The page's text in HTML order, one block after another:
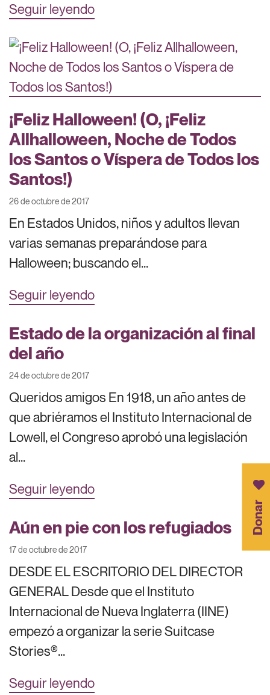
Seguir leyendo
¡Feliz Halloween! (O, ¡Feliz
Allhalloween, Noche de Todos
los Santos o Víspera de Todos los
Santos!)
26 de octubre de 2017
En Estados Unidos, niños y adultos llevan
varias semanas preparándose para
Halloween; buscando el...
Seguir leyendo
Estado de la organización al final
del año
24 de octubre de 2017
Queridos amigos En 1918, un año antes de
que abriéramos el Instituto Internacional de
Lowell, el Congreso aprobó una legislación
al...
Seguir leyendo
Aún en pie con los refugiados
17 de octubre de 2017
DESDE EL ESCRITORIO DEL DIRECTOR
GENERAL Desde que el Instituto
Internacional de Nueva Inglaterra (IINE)
empezó a organizar la serie Suitcase
Stories®...
Seguir leyendo
Donar